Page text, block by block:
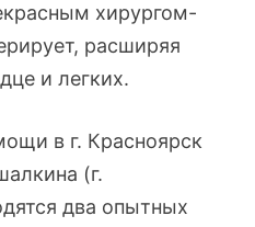
хирургом-
расширяя
и легких.
в г. Крас­ноярск
(г.
два опыт­ных